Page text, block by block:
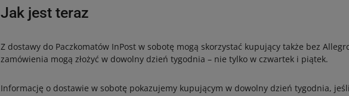
Jak jest teraz
Z dostawy do Paczkomatów InPost w sobotę mogą skorzystać kupujący także bez
zamówienia mogą złożyć w dowolny dzień tygodnia – nie tylko w czwartek i piątek.
Informację o dostawie w sobotę pokazujemy kupującym w dowolny dzień tygodnia,